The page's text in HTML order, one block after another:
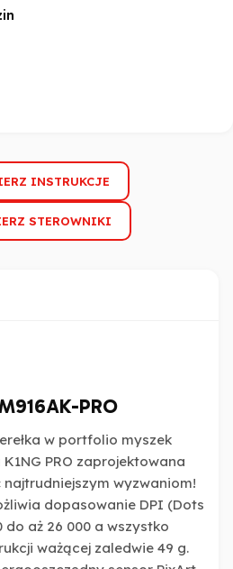
INSTRUKCJE
STEROWNIKI
PRO
w portfolio myszek
PRO zaprojektowana
wyzwaniom!
dopasowanie DPI (Dots
do aż 26 000 a wszystko
ważącej zaledwie 49 g.